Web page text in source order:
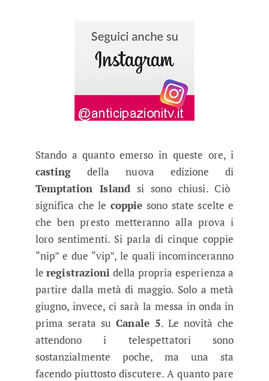
Stando a quanto emerso in queste ore, i
casting della nuova edizione di
Temptation Islandsi sono chiusi. Ciò
significa che le coppie sono state scelte e
che ben presto metteranno alla prova i
loro sentimenti. Si parla di cinque coppie
“nip” e due “vip”, le quali incominceranno
leregistrazioni della propria esperienza a
partire dalla metà di maggio. Solo a metà
giugno, invece, ci sarà la messa in onda in
prima serata suCanale 5. Le novità che
attendono i telespettatori sono
sostanzialmente poche, ma una sta
facendo piuttosto discutere. A quanto pare